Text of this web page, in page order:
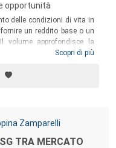
opportunità
delle condizioni di vita in
un reddito base o un
volume approfondisce la
e processi di sviluppo nei
di trasformazione delle
strumento a supporto di
Scopri di più
Zamparelli
TRA MERCATO